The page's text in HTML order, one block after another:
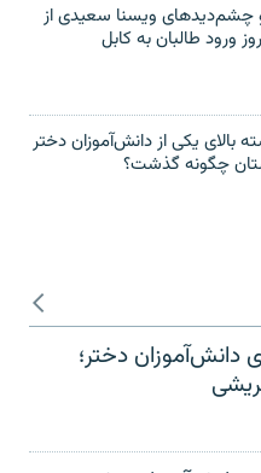
چشم‌دید‌های ویسنا سعیدی از
ورود طالبان به کابل
بالای یکی از دانش‌آموزان دختر
چگونه گذشت؟
دانش‌آموزان دختر؛